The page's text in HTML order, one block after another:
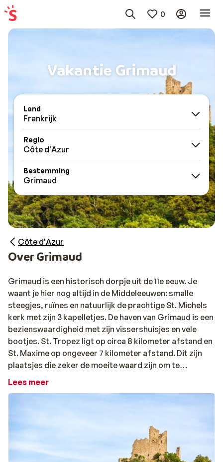
0
Vakantie Grimaud
Land
Frankrijk
Regio
Côte d'Azur
Bestemming
Grimaud
Côte d'Azur
Over Grimaud
Grimaud is een historisch dorpje uit de 11e eeuw. Je
waant je hier nog altijd in de Middeleeuwen: smalle
steegjes, ruïnes en natuurlijk de prachtige St. Michels
kerk met zijn 3 kapelletjes. De haven van Grimaud is een
bezienswaardigheid met zijn vissershuisjes en vele
bootjes. St. Tropez ligt op circa 8 kilometer afstand en
St. Maxime op ongeveer 7 kilometer afstand. Dit zijn
plaatsjes die zeker de moeite waard zijn om te
bezoeken!
Lees meer